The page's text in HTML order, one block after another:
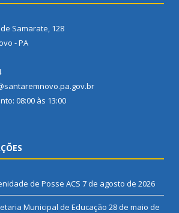
Samarate, 128
- PA
08:00 às 13:00
de Posse ACS 7 de agosto de 2026
Municipal de Educação 28 de maio de